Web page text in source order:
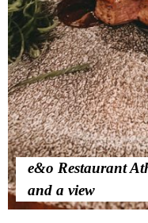
e&o Restaurant
and a view